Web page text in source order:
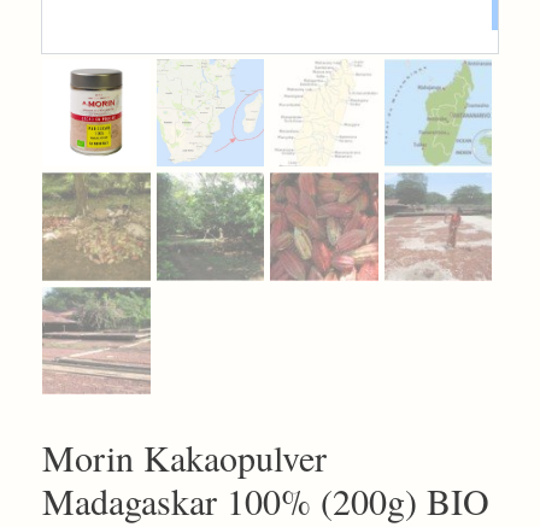
Morin Kakaopulver
Madagaskar 100% (200g) BIO